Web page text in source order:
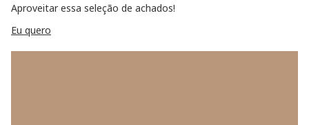
Aproveitar essa seleção de achados!
Eu quero